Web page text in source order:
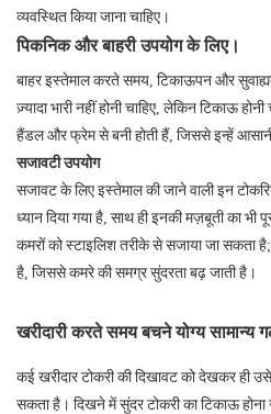
व्यवस्थित किया जाना चाहिए।
पिकनिक और बाहरी उपयोग के लिए।
बाहर इस्तेमाल करते समय, टिकाऊपन और
ज़्यादा भारी नहीं होनी चाहिए, लेकिन टिकाऊ
हैंडल और फ्रेम से बनी होती हैं, जिससे इन्हें
सजावटी उपयोग
सजावट के लिए इस्तेमाल की जाने वाली इन
ध्यान दिया गया है, साथ ही इनकी मज़बूती का भी
कमरों को स्टाइलिश तरीके से सजाया जा सकता
है, जिससे कमरे की समग्र सुंदरता बढ़ जाती है।
खरीदारी करते समय बचने योग्य सामान्य
कई खरीदार टोकरी की दिखावट को देखकर ही
सकता है। दिखने में सुंदर टोकरी का टिकाऊ